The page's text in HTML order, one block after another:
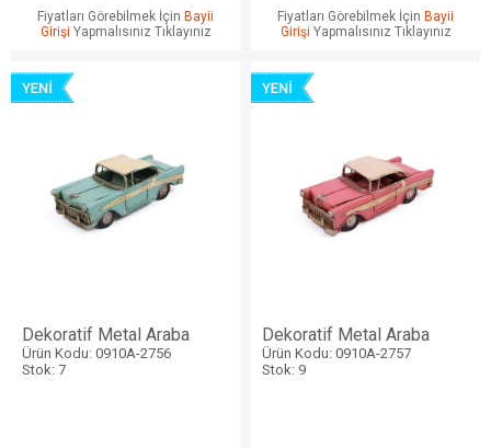
Fiyatları Görebilmek İçin Bayii
Girişi Yapmalısınız Tıklayınız
Fiyatları Görebilmek İçin Bayii
Girişi Yapmalısınız Tıklayınız
Dekoratif Metal Araba
Ürün Kodu: 0910A-2756
Stok: 7
Dekoratif Metal Araba
Ürün Kodu: 0910A-2757
Stok: 9